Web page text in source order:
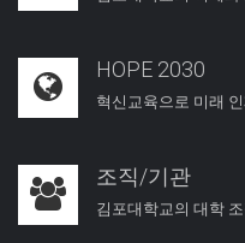
HOPE 2030
혁신교육으로 미래
조직/기관
김포대학교의 대학